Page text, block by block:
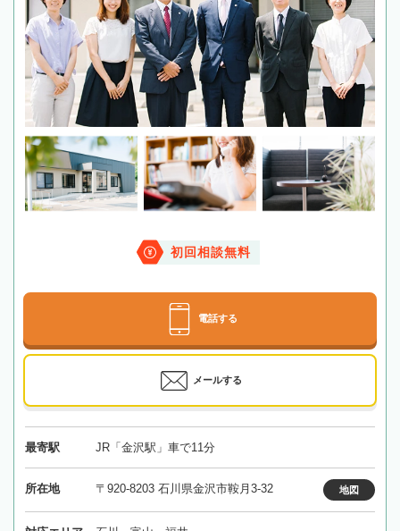
初回相談無料
電話する
メールする
最寄駅 JR「金沢駅」車で11分
所在地 〒920-8203 石川県金沢市鞍月3-32 地図